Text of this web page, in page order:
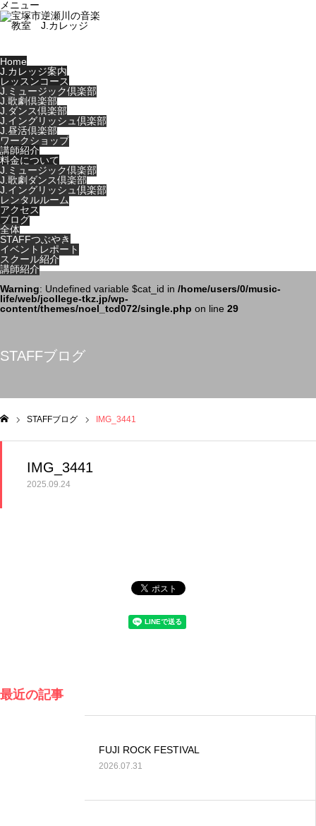
メニュー
Home
J.カレッジ案内
レッスンコース
J.ミュージック倶楽部
J.歌劇倶楽部
J.ダンス倶楽部
J.イングリッシュ倶楽部
J.昼活倶楽部
ワークショップ
講師紹介
料金について
J.ミュージック倶楽部
J.歌劇ダンス倶楽部
J.イングリッシュ倶楽部
レンタルルーム
アクセス
ブログ
全体
STAFFつぶやき
イベントレポート
スクール紹介
講師紹介
Warning: Undefined variable $cat_id in /home/users/0/music-
life/web/jcollege-tkz.jp/wp-
content/themes/noel_tcd072/single.php on line 29
STAFFブログ
STAFFブログ IMG_3441
IMG_3441
2025.09.24
最近の記事
FUJI ROCK FESTIVAL
2026.07.31